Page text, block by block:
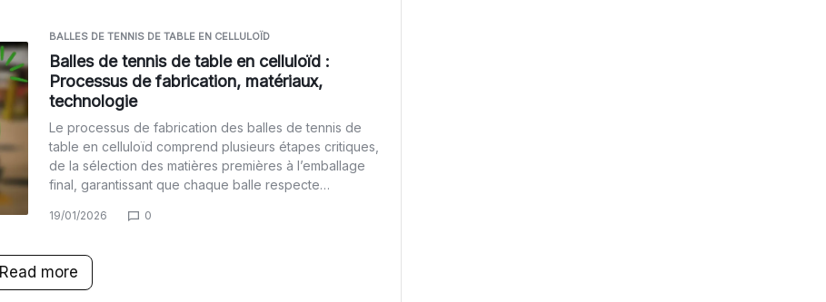
BALLES DE TENNIS DE TABLE EN CELLULOÏD
Balles de tennis de table en celluloïd :
Processus de fabrication, matériaux,
technologie
Le processus de fabrication des balles de tennis de
table en celluloïd comprend plusieurs étapes critiques,
de la sélection des matières premières à l’emballage
final, garantissant que chaque balle respecte…
19/01/2026 0
Read more